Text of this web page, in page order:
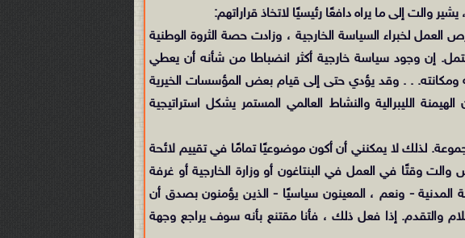
إلى ما يراه دافعًا رئيسيًا لاتخاذ قراراتهم:
العمل لخبراء السياسة الخارجية ، وزادت حصة الثروة الوطنية
إن وجود سياسة خارجية أكثر انضباطا من شأنه أن يعطي
ومكانته. . . وقد يؤدي حتى إلى قيام بعض المؤسسات الخيرية
الليبرالية والنشاط العالمي المستمر يشكل استراتيجية
لذلك لا يمكنني أن أكون موضوعيًا تمامًا في تقييم لائحة
وقتًا في العمل في البنتاغون أو وزارة الخارجية أو غرفة
المدنية - ونعم ، المعينون سياسيًا - الذين يؤمنون بصدق أن
والتقدم. إذا فعل ذلك ، فأنا مقتنع بأنه سوف يراجع وجهة